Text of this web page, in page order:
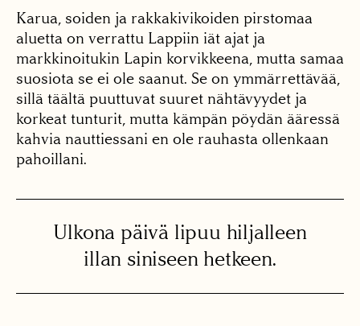
Karua, soiden ja rakkakivikoiden pirstomaa
aluetta on verrattu Lappiin iät ajat ja
markkinoitukin Lapin korvikkeena, mutta samaa
suosiota se ei ole saanut. Se on ymmärrettävää,
sillä täältä puuttuvat suuret nähtävyydet ja
korkeat tunturit, mutta kämpän pöydän ääressä
kahvia nauttiessani en ole rauhasta ollenkaan
pahoillani.
Ulkona päivä lipuu hiljalleen
illan siniseen hetkeen.